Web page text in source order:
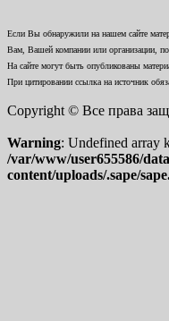
Если Вы обнаружили на нашем сайте
Вам, Вашей компании или организации,
На сайте могут быть опубликованы
При цитировании ссылка на источник
Copyright © Все права
Warning: Undefined array
/var/www/user655586/
content/uploads/.sape/